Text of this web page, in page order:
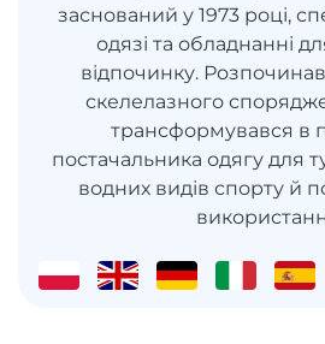
заснований у 1973 році,
одязі та обладнанні
відпочинку.
скелелазного
трансформувався в
постачальника одягу для
водних видів спорту й